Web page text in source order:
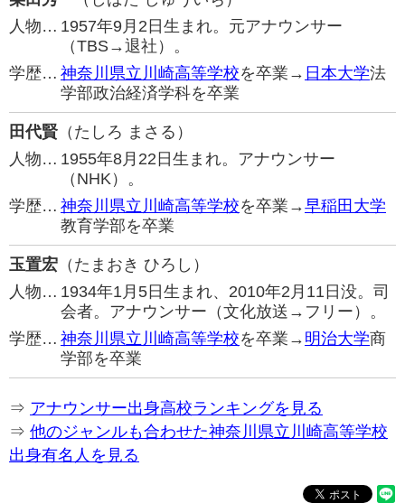
人物… 1957年9月2日生まれ。元アナウンサー
（TBS→退社）。
学歴… 神奈川県立川崎高等学校を卒業→ 日本大学法
学部政治経済学科を卒業
田代賢 （たしろ まさる）
人物… 1955年8月22日生まれ。アナウンサー
（NHK）。
学歴… 神奈川県立川崎高等学校を卒業→早稲田大学
教育学部を卒業
玉置宏 （たまおき ひろし）
人物… 1934年1月5日生まれ、2010年2月11日没。司
会者。アナウンサー（文化放送→フリー）。
学歴… 神奈川県立川崎高等学校を卒業→ 明治大学商
学部を卒業
⇒ アナウンサー出身高校ランキングを見る
⇒ 他のジャンルも合わせた神奈川県立川崎高等学校
出身有名人を見る